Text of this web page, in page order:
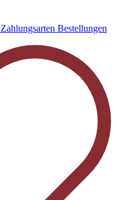
Zahlungsarten Bestellungen